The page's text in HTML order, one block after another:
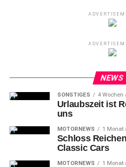
NEWS
SONSTIGES 4 Wochen
Urlaubszeit ist
uns
MOTORNEWS 1 Monat
Schloss
Classic Cars
MOTORNEWS 1 Monat